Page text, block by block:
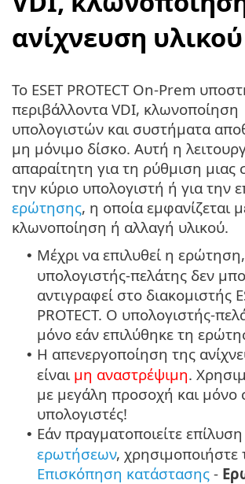
ανίχνευση υλικού
Το ESET PROTECT On-Prem
περιβάλλοντα VDI, κλωνοποίηση
υπολογιστών και συστήματα
μη μόνιμο δίσκο. Αυτή η
απαραίτητη για τη ρύθμιση μιας
την κύριο υπολογιστή ή για την
ερώτησης, η οποία εμφανίζεται
κλωνοποίηση ή αλλαγή υλικού.
• Μέχρι να επιλυθεί η
υπολογιστής-πελάτης δεν
αντιγραφεί στο διακομιστής
PROTECT. Ο υπολογιστής-
μόνο εάν επιλύθηκε τη
• Η απενεργοποίηση της
είναι μη αναστρέψιμη.
με μεγάλη προσοχή και μόνο
υπολογιστές!
• Εάν πραγματοποιείτε
ερωτήσεων, χρησιμοποιήστε
Επισκόπηση κατάστασης -